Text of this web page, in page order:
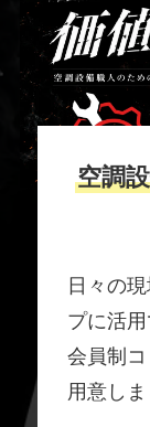
空調
日々の
プに活
会員制
用意しま